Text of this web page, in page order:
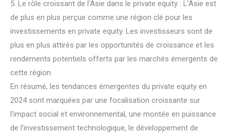
5. Le rôle croissant de l’Asie dans le private equity : L’Asie est
de plus en plus perçue comme une région clé pour les
investissements en private equity. Les investisseurs sont de
plus en plus attirés par les opportunités de croissance et les
rendements potentiels offerts par les marchés émergents de
cette région.
En résumé, les tendances émergentes du private equity en
2024 sont marquées par une focalisation croissante sur
l’impact social et environnemental, une montée en puissance
de l’investissement technologique, le développement de